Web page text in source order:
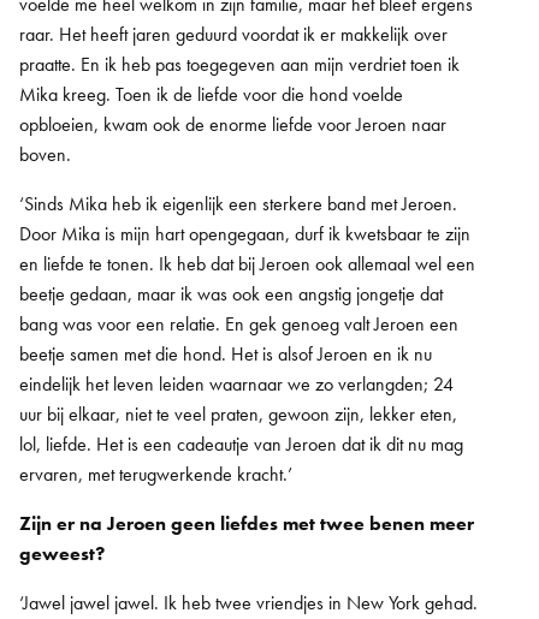
raar. Het heeft jaren geduurd voordat ik er makkelijk over
praatte. En ik heb pas toegegeven aan mijn verdriet toen ik
Mika kreeg. Toen ik de liefde voor die hond voelde
opbloeien, kwam ook de enorme liefde voor Jeroen naar
boven.
‘Sinds Mika heb ik eigenlijk een sterkere band met Jeroen.
Door Mika is mijn hart opengegaan, durf ik kwetsbaar te zijn
en liefde te tonen. Ik heb dat bij Jeroen ook allemaal wel een
beetje gedaan, maar ik was ook een angstig jongetje dat
bang was voor een relatie. En gek genoeg valt Jeroen een
beetje samen met die hond. Het is alsof Jeroen en ik nu
eindelijk het leven leiden waarnaar we zo verlangden; 24
uur bij elkaar, niet te veel praten, gewoon zijn, lekker eten,
lol, liefde. Het is een cadeautje van Jeroen dat ik dit nu mag
ervaren, met terugwerkende kracht.’
Zijn er na Jeroen geen liefdes met twee benen meer
geweest?
‘Jawel jawel jawel. Ik heb twee vriendjes in New York gehad.